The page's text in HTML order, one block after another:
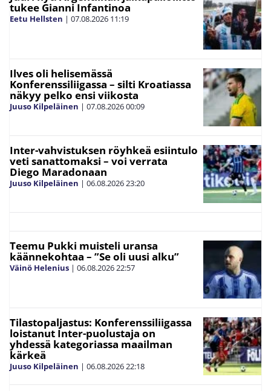
tukee Gianni Infantinoa
Eetu Hellsten | 07.08.2026 11:19
Ilves oli helisemässä
Konferenssiliigassa – silti Kroatiassa
näkyy pelko ensi viikosta
Juuso Kilpeläinen | 07.08.202600:09
Inter-vahvistuksen röyhkeä esiintulo
veti sanattomaksi – voi verrata
Diego Maradonaan
Juuso Kilpeläinen | 06.08.202623:20
Teemu Pukki muisteli uransa
käännekohtaa – ”Se oli uusi alku”
Väinö Helenius | 06.08.202622:57
Tilastopaljastus: Konferenssiliigassa
loistanut Inter-puolustaja on
yhdessä kategoriassa maailman
kärkeä
Juuso Kilpeläinen | 06.08.202622:18